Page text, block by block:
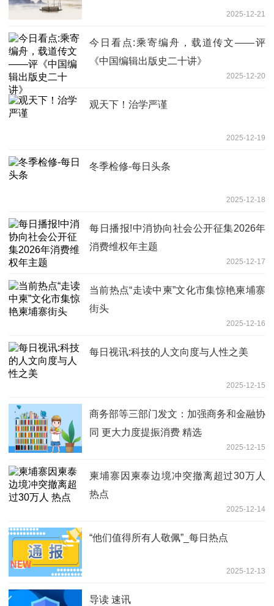
2025-12-21
今日看点:乘寄编舟，载道传文——评
《中国编辑出版史二十讲》
2025-12-20
观天下！治学严谨
2025-12-19
冬季检修-每日头条
2025-12-18
每日播报!中消协向社会公开征集2026年
消费维权年主题
2025-12-17
当前热点“走读中柬”文化市集惊艳柬埔寨
街头
2025-12-16
每日视讯:科技的人文向度与人性之美
2025-12-15
商务部等三部门发文：加强商务和金融协
同 更大力度提振消费 精选
2025-12-15
柬埔寨因柬泰边境冲突撤离超过30万人
热点
2025-12-14
“他们值得所有人敬佩”_每日热点
2025-12-13
导读 速讯